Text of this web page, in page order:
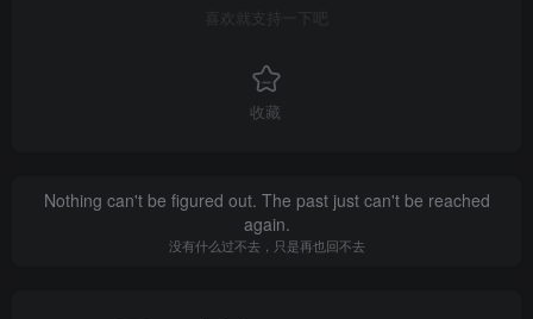
喜欢就支持一下吧
收藏
Nothing can't be figured out. The past just can't be reached
again.
没有什么过不去，只是再也回不去